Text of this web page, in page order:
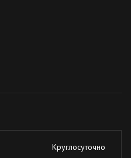
Круглосуточно